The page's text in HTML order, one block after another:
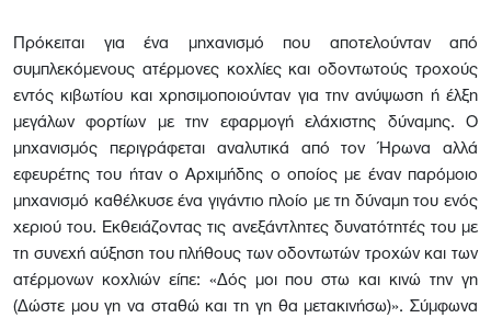
Πρόκειται για ένα μηχανισμό που αποτελούνταν από
συμπλεκόμενους ατέρμονες κοχλίες και οδοντωτούς τροχούς
εντός κιβωτίου και χρησιμοποιούνταν για την ανύψωση ή έλξη
μεγάλων φορτίων με την εφαρμογή ελάχιστης δύναμης. Ο
μηχανισμός περιγράφεται αναλυτικά από τον Ήρωνα αλλά
εφευρέτης του ήταν ο Αρχιμήδης ο οποίος με έναν παρόμοιο
μηχανισμό καθέλκυσε ένα γιγάντιο πλοίο με τη δύναμη του ενός
χεριού του. Εκθειάζοντας τις ανεξάντλητες δυνατότητές του με
τη συνεχή αύξηση του πλήθους των οδοντωτών τροχών και των
ατέρμονων κοχλιών είπε: «Δός μοι που στω και κινώ την γη
(Δώστε μου γη να σταθώ και τη γη θα μετακινήσω)». Σύμφωνα